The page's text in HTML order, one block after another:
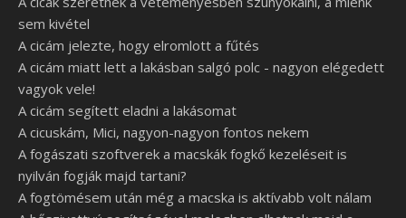
sem kivétel
A cicám jelezte, hogy elromlott a fűtés
A cicám miatt lett a lakásban salgó polc - nagyon elégedett
vagyok vele!
A cicám segített eladni a lakásomat
A cicuskám, Mici, nagyon-nagyon fontos nekem
A fogászati szoftverek a macskák fogkő kezeléseit is
nyilván fogják majd tartani?
A fogtömésem után még a macska is aktívabb volt nálam